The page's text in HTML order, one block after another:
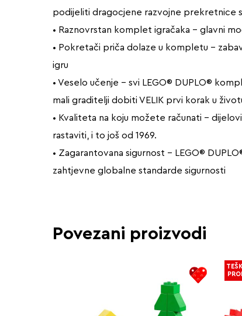
podijeliti dragocjene razvojne prekretnice
• Raznovrstan komplet igračaka – glavni
• Pokretači priča dolaze u kompletu –
igru
• Veselo učenje – svi LEGO® DUPLO®
mali graditelji dobiti VELIK prvi korak u
• Kvaliteta na koju možete računati –
rastaviti, i to još od 1969.
• Zagarantovana sigurnost – LEGO®
zahtjevne globalne standarde sigurnosti
Povezani proizvodi